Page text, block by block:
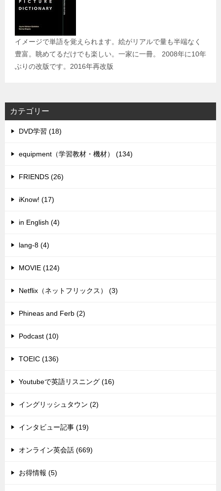
イメージで単語を覚えられます。絵がリアルで量も半端なく
豊富。眺めてるだけでも楽しい。一家に一冊。 2008年に10年
ぶりの改版です。2016年再改版
カテゴリー
DVD学習 (18)
equipment（学習教材・機材） (134)
FRIENDS (26)
iKnow! (17)
in English (4)
lang-8 (4)
MOVIE (124)
Netflix（ネットフリックス） (3)
Phineas and Ferb (2)
Podcast (10)
TOEIC (136)
Youtubeで英語リスニング (16)
イングリッシュタウン (2)
インタビュー記事 (19)
オンライン英会話 (669)
お得情報 (5)